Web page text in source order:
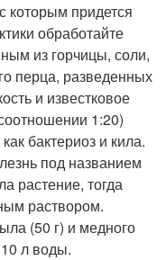
которым придется
обработайте
из горчицы, соли,
перца, разведенных
и известковое
1:20)
бактериоз и кила.
под названием
растение, тогда
раствором.
(50 г) и медного
л воды.